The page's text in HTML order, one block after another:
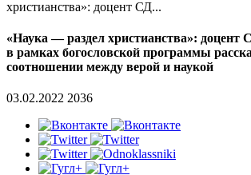
христианства»: доцент СД...
«Наука — раздел христианства»: доцент
в рамках богословской программы
соотношении между верой и наукой
03.02.2022 2036